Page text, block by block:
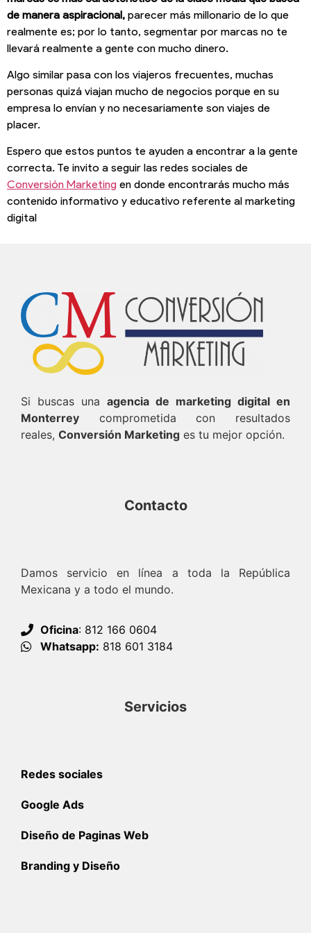
de manera aspiracional, parecer más millonario de lo que
realmente es; por lo tanto, segmentar por marcas no te
llevará realmente a gente con mucho dinero.
Algo similar pasa con los viajeros frecuentes, muchas
personas quizá viajan mucho de negocios porque en su
empresa lo envían y no necesariamente son viajes de
placer.
Espero que estos puntos te ayuden a encontrar a la gente
correcta. Te invito a seguir las redes sociales de
Conversión Marketing en donde encontrarás mucho más
contenido informativo y educativo referente al marketing
digital
Si buscas una agencia de marketing digital en
Monterrey comprometida con resultados
reales, Conversión Marketing es tu mejor opción.
Contacto
Damos servicio en línea a toda la República
Mexicana y a todo el mundo.
Oficina: 812 166 0604
Whatsapp: 818 601 3184
Servicios
Redes sociales
Google Ads
Diseño de Paginas Web
Branding y Diseño